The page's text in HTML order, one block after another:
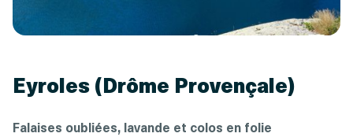
Eyroles (Drôme Provençale)
Falaises oubliées, lavande et colos en folie